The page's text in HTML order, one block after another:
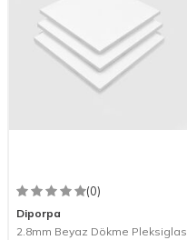
(0)
Diporpa
2.8mm Beyaz Dökme Pleksiglas